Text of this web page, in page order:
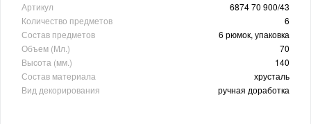
Артикул
6874 70 900/43
Количество предметов
6
Состав предметов
6 рюмок, упаковка
Объем (Мл.)
70
Высота (мм.)
140
Состав материала
хрусталь
Вид декорирования
ручная доработка